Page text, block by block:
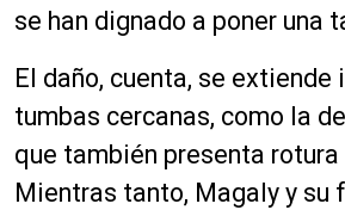
se han dignado a poner una
El daño, cuenta, se extiende
tumbas cercanas, como la del
que también presenta rotura
Mientras tanto, Magaly y su